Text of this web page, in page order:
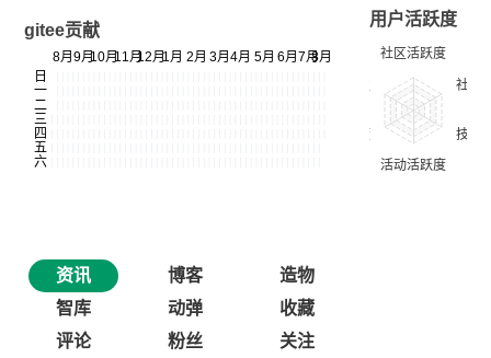
gitee贡献
用户活跃度
资讯 博客
造物
智库
动弹
收藏
评论
粉丝 关注